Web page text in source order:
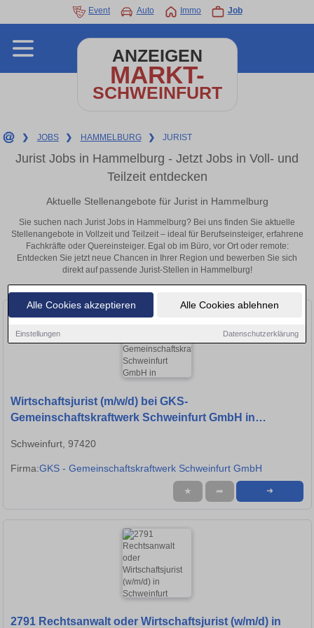
Alle Cookies akzeptieren Alle Cookies ablehnen
Einstellungen Datenschutzerklärung
Event Auto Immo Job
ANZEIGEN
MARKT-
SCHWEINFURT
❯ JOBS ❯ HAMMELBURG ❯ JURIST
Jurist Jobs in Hammelburg - Jetzt Jobs in Voll- und
Teilzeit entdecken
Aktuelle Stellenangebote für Jurist in Hammelburg
Sie suchen nach Jurist Jobs in Hammelburg? Bei uns finden Sie aktuelle
Stellenangebote in Vollzeit und Teilzeit – ideal für Berufseinsteiger, erfahrene
Fachkräfte oder Quereinsteiger. Egal ob im Büro, vor Ort oder remote:
Entdecken Sie jetzt neue Chancen in Ihrer Region und bewerben Sie sich
direkt auf passende Jurist-Stellen in Hammelburg!
Wirtschaftsjurist (m/w/d) bei GKS-
Gemeinschaftskraftwerk Schweinfurt GmbH in
Schweinfurt, 97420
Firma:GKS - Gemeinschaftskraftwerk Schweinfurt GmbH
★ ➦ ➜
2791 Rechtsanwalt oder Wirtschaftsjurist (w/m/d) in